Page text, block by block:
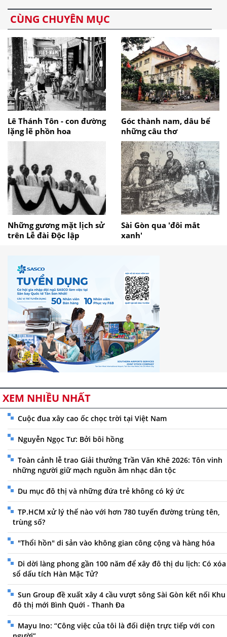
CÙNG CHUYÊN MỤC
Lê Thánh Tôn - con đường
lặng lẽ phồn hoa
Góc thành nam, dâu bể
những câu thơ
Những gương mặt lịch sử
trên Lễ đài Độc lập
Sài Gòn qua 'đôi mắt
xanh'
XEM NHIỀU NHẤT
Cuộc đua xây cao ốc chọc trời tại Việt Nam
Nguyễn Ngọc Tư: Bởi bôi hồng
Toàn cảnh lễ trao Giải thưởng Trần Văn Khê 2026: Tôn vinh
những người giữ mạch nguồn âm nhạc dân tộc
Du mục đô thị và những đứa trẻ không có ký ức
TP.HCM xử lý thế nào với hơn 780 tuyến đường trùng tên,
trùng số?
"Thổi hồn" di sản vào không gian công cộng và hàng hóa
Di dời làng phong gần 100 năm để xây đô thị du lịch: Có xóa
sổ dấu tích Hàn Mặc Tử?
Sun Group đề xuất xây 4 cầu vượt sông Sài Gòn kết nối Khu
đô thị mới Bình Quới - Thanh Đa
Mayu Ino: “Công việc của tôi là đối diện trực tiếp với con